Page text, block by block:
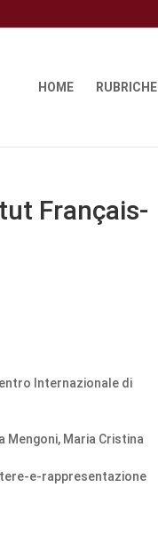
HOME RUBRICHE
Français-
Internazionale di
Mengoni, Maria Cristina
e-rappresentazione